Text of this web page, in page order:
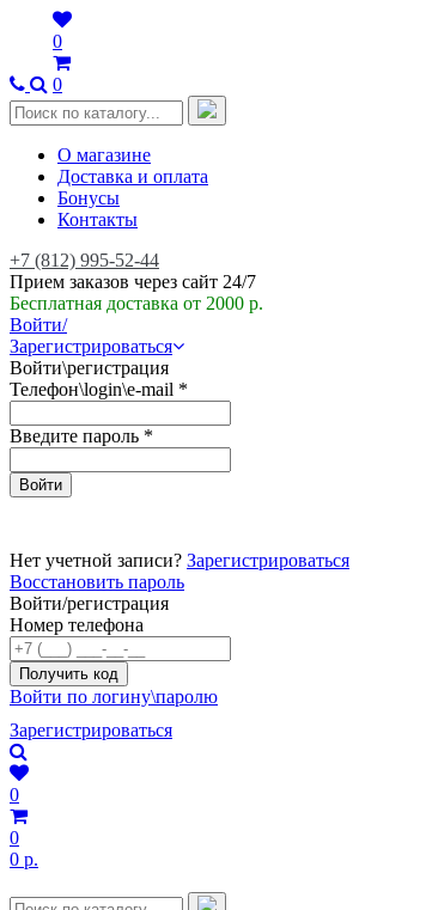
0
0
О магазине
Доставка и оплата
Бонусы
Контакты
+7 (812) 995-52-44
Прием заказов через сайт 24/7
Бесплатная доставка от 2000 р.
Войти/
Зарегистрироваться
Войти\регистрация
Телефон\login\e-mail *
Введите пароль *
Нет учетной записи? Зарегистрироваться
Восстановить пароль
Войти/регистрация
Номер телефона
Войти по логину\паролю
Зарегистрироваться
0
0
0 р.